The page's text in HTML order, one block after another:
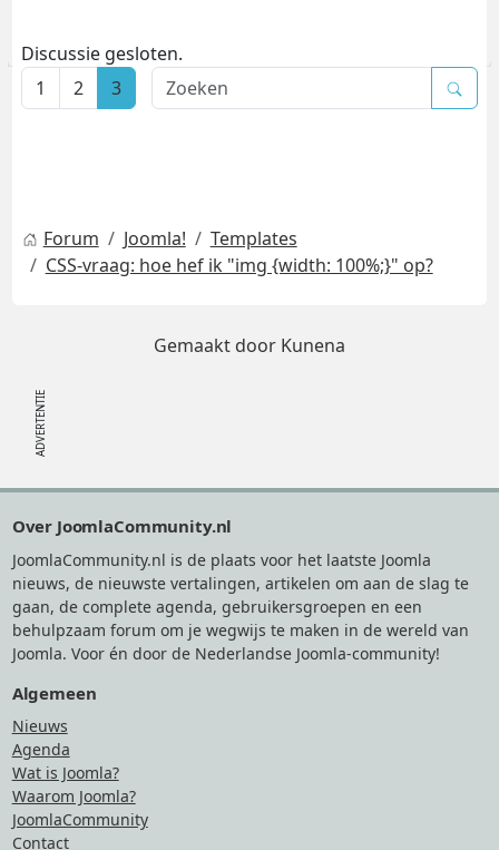
Discussie gesloten.
1
2 3
Forum Joomla!
Templates
CSS-vraag: hoe hef ik "img {width: 100%;}" op?
Gemaakt door Kunena
Over JoomlaCommunity.nl
JoomlaCommunity.nl is de plaats voor het laatste Joomla
nieuws, de nieuwste vertalingen, artikelen om aan de slag te
gaan, de complete agenda, gebruikersgroepen en een
behulpzaam forum om je wegwijs te maken in de wereld van
Joomla. Voor én door de Nederlandse Joomla-community!
Algemeen
Nieuws
Agenda
Wat is Joomla?
Waarom Joomla?
JoomlaCommunity
Contact